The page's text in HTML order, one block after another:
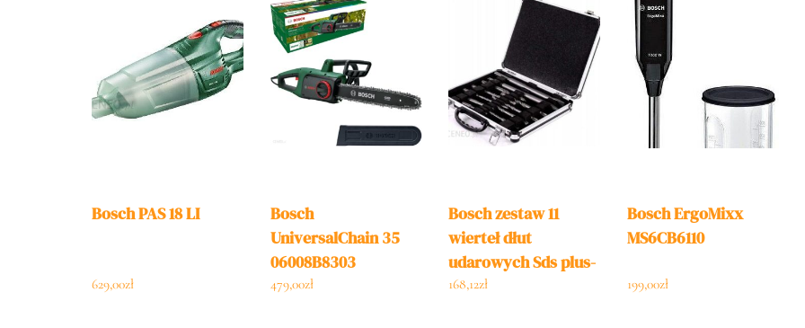
Bosch PAS 18 LI
629,00zł
Bosch
UniversalChain 35
06008B8303
479,00zł
Bosch zestaw 11
wierteł dłut
udarowych Sds plus-
3 2608579916
168,12zł
Bosch ErgoMixx
MS6CB6110
199,00zł